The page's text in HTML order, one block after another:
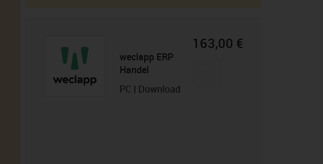
weclapp ERP
Handel
PC | Download
163,00 €